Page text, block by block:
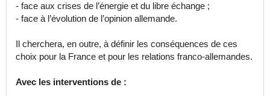
- face aux crises de l’énergie et du libre échange ;
- face à l’évolution de l’opinion allemande.
Il cherchera, en outre, à définir les conséquences de ces
choix pour la France et pour les relations franco-allemandes.
Avec les interventions de :